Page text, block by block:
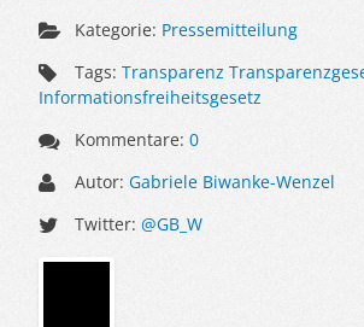
Kategorie: Pressemitteilung
Tags: Transparenz
Informationsfreiheitsgesetz
Kommentare:0
Autor:Gabriele Biwanke-Wenzel
Twitter:@GB_W